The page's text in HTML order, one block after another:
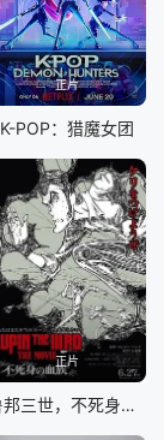
正片
K-POP：猎魔女团
正片
鲁邦三世，不死身的血族